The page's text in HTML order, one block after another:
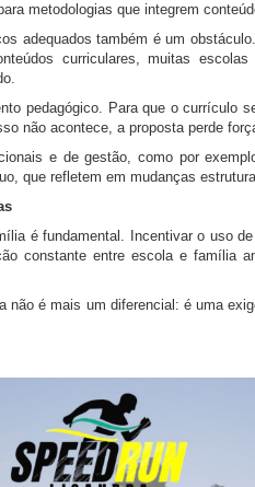
metodologias que integrem
adequados também é um
curriculares, muitas
pedagógico. Para que o currículo
não acontece, a proposta perde
e de gestão, como por
que refletem em mudanças
é fundamental. Incentivar o uso
constante entre escola e família
não é mais um diferencial: é uma